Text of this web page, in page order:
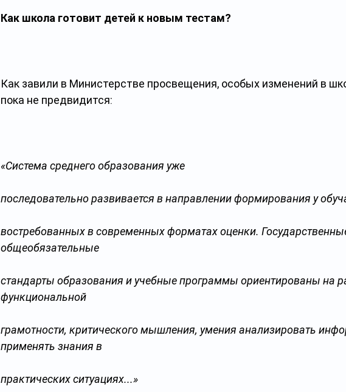
Как школа готовит детей к новым тестам?
Как завили в Министерстве просвещения, особых изменений в
пока не предвидится:
«Система среднего образования уже
последовательно развивается в направлении формирования у
востребованных в современных форматах оценки.
общеобязательные
стандарты образования и учебные программы ориентированы на
функциональной
грамотности, критического мышления, умения анализировать
применять знания в
практических ситуациях...»